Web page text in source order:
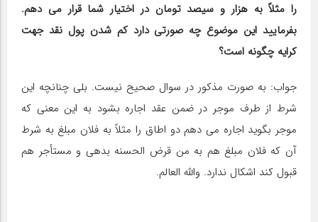
را مثلاً به هزار و سیصد تومان در اختیار شما قرار می دهم.
بفرمایید این موضوع چه صورتی دارد کم شدن پول نقد جهت
کرایه چگونه است؟
جواب: به صورت مذکور در سوال صحیح نیست. بلی چنانچه این
شرط از طرف موجر در ضمن عقد اجاره بشود به این معنی که
موجر بگوید اجاره می دهم دو اطاق را مثلاً به فلان مبلغ به شرط
آن که فلان مبلغ هم به من قرض الحسنه بدهی و مستأجر هم
قبول کند اشکال ندارد. والله العالم.